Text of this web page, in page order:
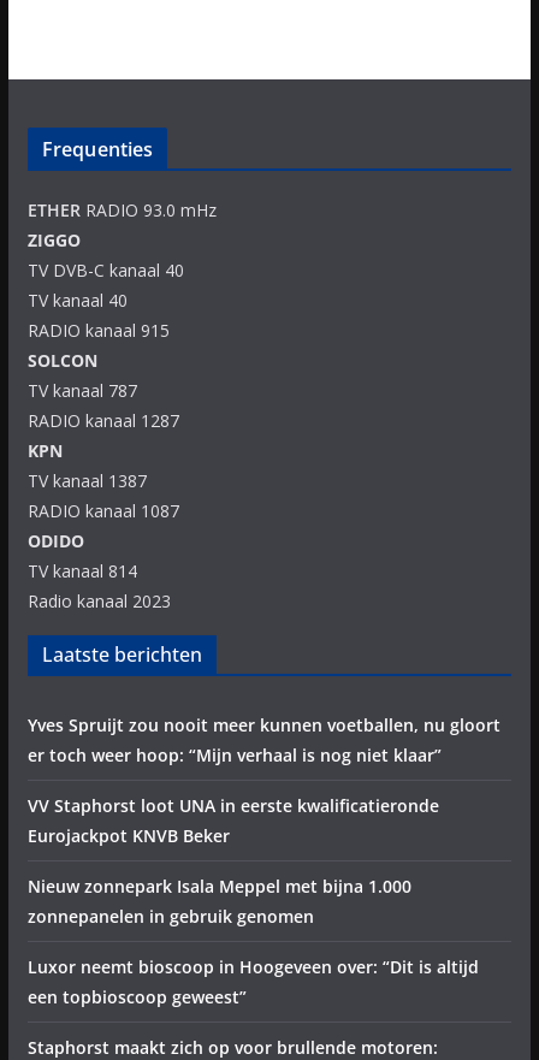
Frequenties
ETHERRADIO 93.0 mHz
ZIGGO
TV DVB-C kanaal 40
TV kanaal 40
RADIO kanaal 915
SOLCON
TV kanaal 787
RADIO kanaal 1287
KPN
TV kanaal 1387
RADIO kanaal 1087
ODIDO
TV kanaal 814
Radio kanaal 2023
Laatste berichten
Yves Spruijt zou nooit meer kunnen voetballen, nu gloort
er toch weer hoop: “Mijn verhaal is nog niet klaar”
VV Staphorst loot UNA in eerste kwalificatieronde
Eurojackpot KNVB Beker
Nieuw zonnepark Isala Meppel met bijna 1.000
zonnepanelen in gebruik genomen
Luxor neemt bioscoop in Hoogeveen over: “Dit is altijd
een topbioscoop geweest”
Staphorst maakt zich op voor brullende motoren: